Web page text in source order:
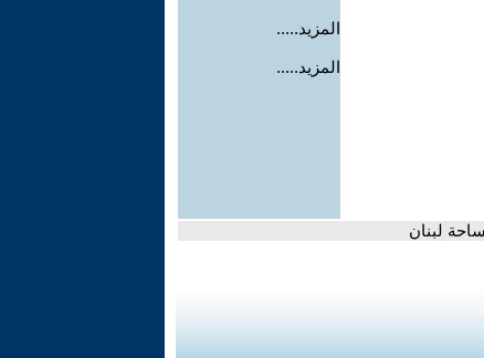
المزيد.....
المزيد.....